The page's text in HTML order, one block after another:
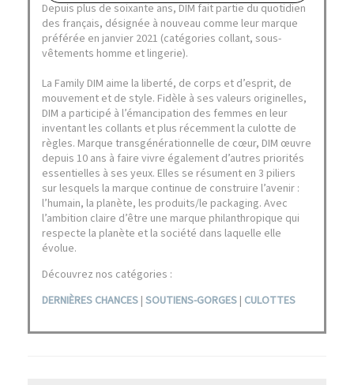
Depuis plus de soixante ans, DIM fait partie du quotidien
des français, désignée à nouveau comme leur marque
préférée en janvier 2021 (catégories collant, sous-
vêtements homme et lingerie).
La Family DIM aime la liberté, de corps et d’esprit, de
mouvement et de style. Fidèle à ses valeurs originelles,
DIM a participé à l’émancipation des femmes en leur
inventant les collants et plus récemment la culotte de
règles. Marque transgénérationnelle de cœur, DIM œuvre
depuis 10 ans à faire vivre également d’autres priorités
essentielles à ses yeux. Elles se résument en 3 piliers
sur lesquels la marque continue de construire l’avenir :
l’humain, la planète, les produits/le packaging. Avec
l’ambition claire d’être une marque philanthropique qui
respecte la planète et la société dans laquelle elle
évolue.
Découvrez nos catégories :
DERNIÈRES CHANCES | SOUTIENS-GORGES | CULOTTES